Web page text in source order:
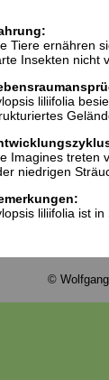
Tiere ernähren
Insekten nicht
liliifolia
Imagines treten
niedrigen
liliifolia ist
© Wolfgang